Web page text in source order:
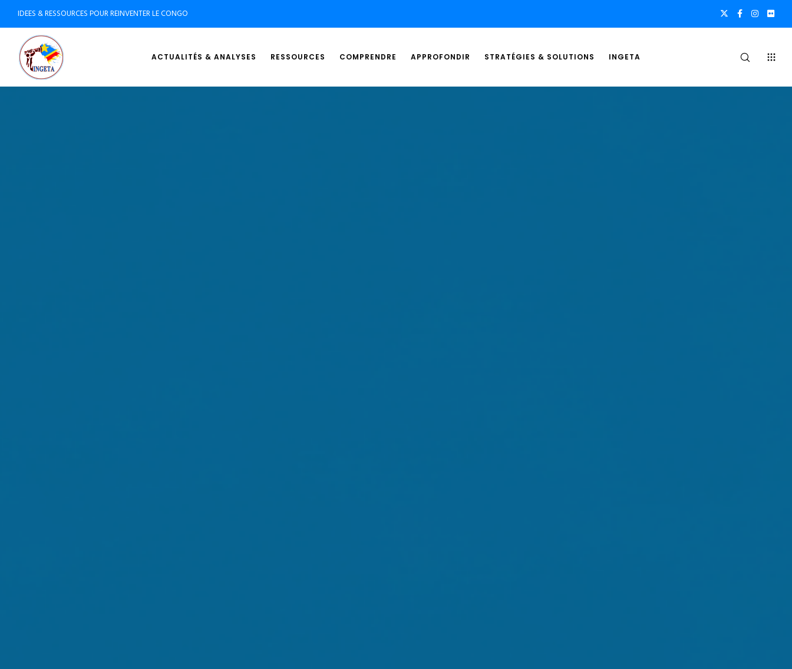
IDEES & RESSOURCES POUR REINVENTER LE CONGO
ACTUALITÉS & ANALYSES RESSOURCES COMPRENDRE APPROFONDIR STRATÉGIES & SOLUTIONS INGETA